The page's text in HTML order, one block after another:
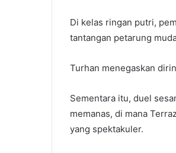
Di kelas ringan putri,
tantangan petarung
Turhan menegaskan
Sementara itu, duel
memanas, di mana
yang spektakuler.